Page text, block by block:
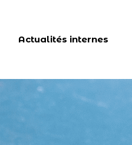
Actualités internes